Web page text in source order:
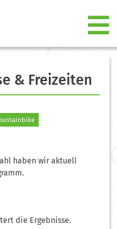
& Freizeiten
haben wir aktuell
die Ergebnisse.